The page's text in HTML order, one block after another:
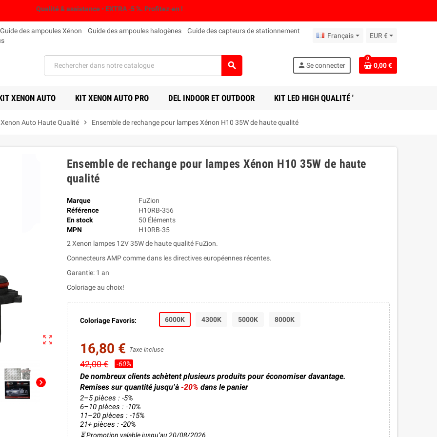
Qualité & assistance • EXTRA -5 %. Profitez-en !
Guide des ampoules Xénon Guide des ampoules halogènes
Guide des capteurs de stationnement
Français EUR €
search person Se connecter
0
0,00 €
XENON AUTO KIT XENON AUTO PRO DEL INDOOR ET OUTDOOR KIT LED HIGH QUALITÉ '
Xenon Auto Haute Qualité chevron_right Ensemble de rechange pour lampes Xénon H10 35W de haute qualité
zoom_out_map
chevron_right
Ensemble de rechange pour lampes Xénon H10 35W de haute
qualité
Marque
FuZion
Référence
H10RB-356
En stock
50 Éléments
MPN
H10RB-35
2 Xenon lampes 12V 35W de haute qualité FuZion.
Connecteurs AMP comme dans les directives européennes récentes.
Garantie: 1 an
Coloriage au choix!
Coloriage Favoris: 6000K 4300K 5000K 8000K
16,80 € Taxe incluse
42,00 € -60%
De nombreux clients achètent plusieurs produits pour économiser davantage.
Remises sur quantité jusqu’à -20% dans le panier
2–5 pièces : -5%
6–10 pièces : -10%
11–20 pièces : -15%
21+ pièces : -20%
⏳ Promotion valable jusqu’au 20/08/2026